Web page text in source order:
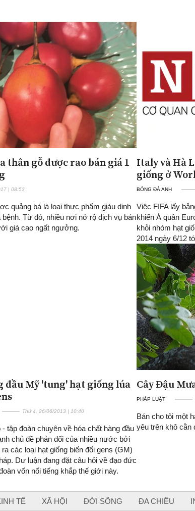
thân gỗ được rao bán giá 1
| 08:53
quảng bá là loại thực phẩm giàu dinh
Từ đó, nhiều nơi nở rộ dịch vụ bán
giá cao ngất ngưởng.
Italy và Hà
giống ở
BÓNG ĐÁ ANH
Việc FIFA lấy
khiến Á quân
khỏi nhóm hạt
2014 ngày 6/12
đầu Mỹ 'tung' hạt giống lúa
Thứ 4, 26/06/2013 | 10:40
tập đoàn chuyên về hóa chất hàng đầu
chủ đề phản đối của nhiều nước bởi
các loại hạt giống biến đổi gens (GM)
Dư luận đang đặt câu hỏi về đạo đức
vốn nổi tiếng khắp thế giới này.
Cây Đậu
PHÁP LUẬT
Bán cho tôi một
yêu trên khô cằn
TẾ XÃ HỘI ĐỜI SỐNG ĐA CHIỀU